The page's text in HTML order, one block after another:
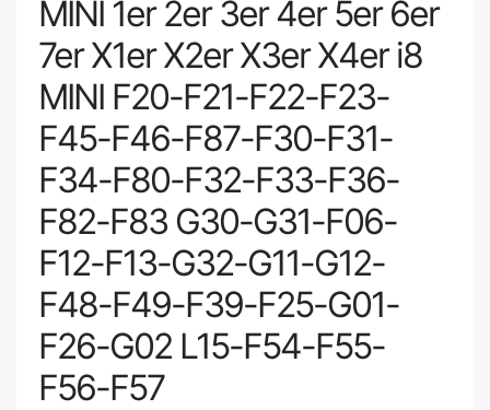
MINI 1er 2er 3er 4er 5er 6er
7er X1er X2er X3er X4er i8
MINI F20-F21-F22-F23-
F45-F46-F87-F30-F31-
F34-F80-F32-F33-F36-
F82-F83 G30-G31-F06-
F12-F13-G32-G11-G12-
F48-F49-F39-F25-G01-
F26-G02 L15-F54-F55-
F56-F57